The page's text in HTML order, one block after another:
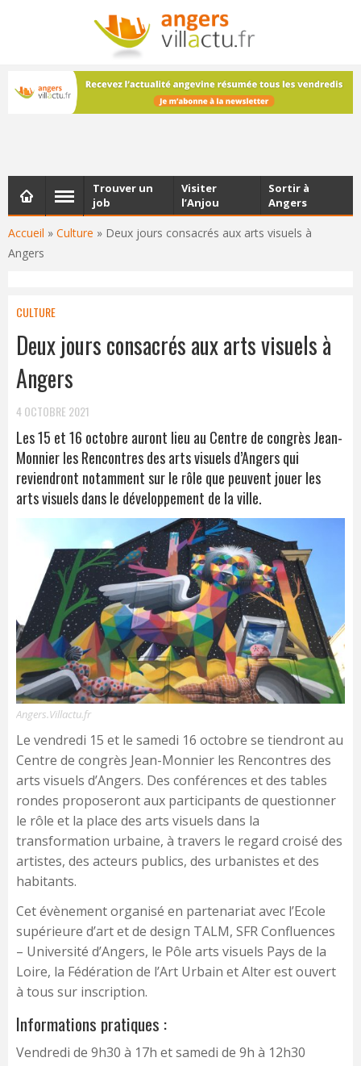
NEWSLETTER
Les dernières actualités d'Angers, chaque vendredi dans
votre boîte e-mail
Accueil » Culture » Deux jours consacrés aux arts visuels à
Angers
Trouver un
job
Visiter
l’Anjou
Sortir à
Angers
CULTURE
Deux jours consacrés aux arts visuels à
Angers
4 OCTOBRE 2021
Les 15 et 16 octobre auront lieu au Centre de congrès Jean-
Monnier les Rencontres des arts visuels d’Angers qui
reviendront notamment sur le rôle que peuvent jouer les
arts visuels dans le développement de la ville.
Angers.Villactu.fr
Le vendredi 15 et le samedi 16 octobre se tiendront au
Centre de congrès Jean-Monnier les Rencontres des
arts visuels d’Angers. Des conférences et des tables
rondes proposeront aux participants de questionner
le rôle et la place des arts visuels dans la
transformation urbaine, à travers le regard croisé des
artistes, des acteurs publics, des urbanistes et des
habitants.
Cet évènement organisé en partenariat avec l’Ecole
supérieure d’art et de design TALM, SFR Confluences
– Université d’Angers, le Pôle arts visuels Pays de la
Loire, la Fédération de l’Art Urbain et Alter est ouvert
à tous sur inscription.
Informations pratiques :
Vendredi de 9h30 à 17h et samedi de 9h à 12h30